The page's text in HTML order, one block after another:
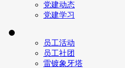
党建动态
党建学习
员工活动
员工社团
雷镀象牙塔